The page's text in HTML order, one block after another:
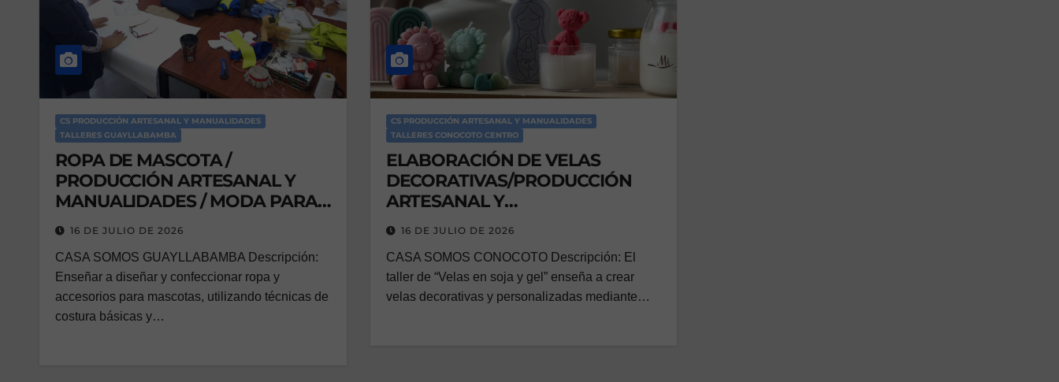
CS PRODUCCIÓN ARTESANAL Y MANUALIDADES
TALLERES GUAYLLABAMBA
ROPA DE MASCOTA /
PRODUCCIÓN ARTESANAL Y
MANUALIDADES / MODA PARA
MI MASCOTAS
16 DE JULIO DE 2026
CASA SOMOS GUAYLLABAMBA Descripción:
Enseñar a diseñar y confeccionar ropa y
accesorios para mascotas, utilizando técnicas de
costura básicas y…
CS PRODUCCIÓN ARTESANAL Y MANUALIDADES
TALLERES CONOCOTO CENTRO
ELABORACIÓN DE VELAS
DECORATIVAS/PRODUCCIÓN
ARTESANAL Y
MANUALIDADES/VACACIONAL
(12 A 17 AÑOS)
16 DE JULIO DE 2026
CASA SOMOS CONOCOTO Descripción: El
taller de “Velas en soja y gel” enseña a crear
velas decorativas y personalizadas mediante…